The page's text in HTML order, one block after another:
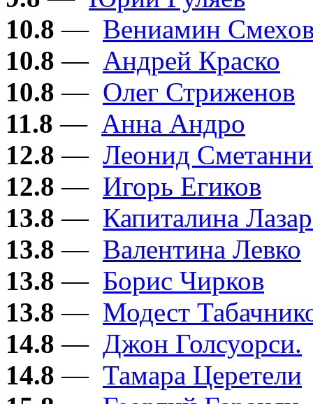
10.8 — Вениамин
10.8 — Андрей Краско
10.8 — Олег Стриженов
11.8 — Анна Андро
12.8 — Леонид
12.8 — Игорь Егиков
13.8 — Капиталина
13.8 — Валентина Левко
13.8 — Борис Чирков
13.8 — Модест
14.8 — Джон Голсуорси.
14.8 — Тамара Церетели